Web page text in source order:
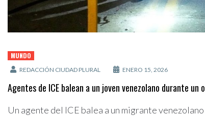
MUNDO
REDACCIÓN CIUDAD PLURAL ENERO 15, 2026
Agentes de ICE balean a un joven venezolano durante un
Un agente del ICE balea a un migrante